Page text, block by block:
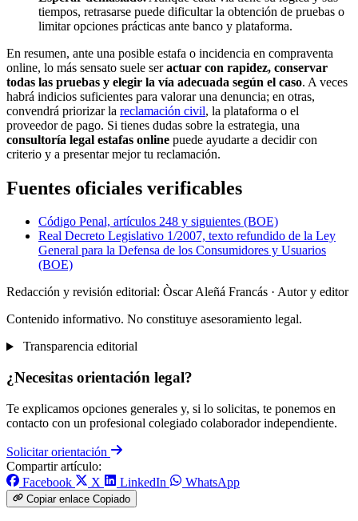
tiempos, retrasarse puede dificultar la obtención de pruebas o
limitar opciones prácticas ante banco y plataforma.
En resumen, ante una posible estafa o incidencia en compraventa
online, lo más sensato suele seractuar con rapidez, conservar
todas las pruebas y elegir la vía adecuada según el caso. A veces
habrá indicios suficientes para valorar una denuncia; en otras,
convendrá priorizar la reclamación civil, la plataforma o el
proveedor de pago. Si tienes dudas sobre la estrategia, una
consultoría legal estafas online puede ayudarte a decidir con
criterio y a presentar mejor tu reclamación.
Fuentes oficiales verificables
Código Penal, artículos 248 y siguientes (BOE)
Real Decreto Legislativo 1/2007, texto refundido de la Ley
General para la Defensa de los Consumidores y Usuarios
(BOE)
Redacción y revisión editorial: Òscar Aleñá Francás · Autor y editor
Contenido informativo. No constituye asesoramiento legal.
Transparencia editorial
¿Necesitas orientación legal?
Te explicamos opciones generales y, si lo solicitas, te ponemos en
contacto con un profesional colegiado colaborador independiente.
Solicitar orientación
Compartir artículo:
Facebook
X LinkedIn WhatsApp
Copiar enlace Copiado